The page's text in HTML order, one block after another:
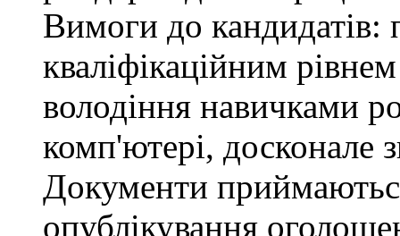
Вимоги до кандидатів:
кваліфікаційним
володіння навичками
комп'ютері, досконале
Документи
опублікування